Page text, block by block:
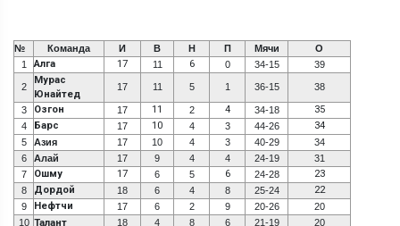
№ Команда И В Н П Мячи
О
1
Алга 17 11 6 0 34-15 39
2
Мурас
Юнайтед
17 11 5 1 36-15 38
3 Озгон 17 11 2 4 34-18 35
4 Барс 17 10 4 3 44-26 34
5 Азия 17 10 4 3 40-29
34
6
Алай 17 9 4 4 24-19
31
7
Ошму 17 6 5 6 24-28 23
8 Дордой 18 6 4 8 25-24 22
9 Нефтчи 17 6 2 9 20-26
20
10 Талант 18 4 8 6 21-19
20